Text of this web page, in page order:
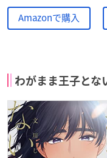
Amazonで購入
わがまま王子とな